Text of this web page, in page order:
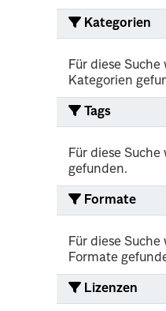
Kategorien
Für diese
Kategorien
Tags
Für diese Suche
gefunden.
Formate
Für diese
Formate
Lizenzen